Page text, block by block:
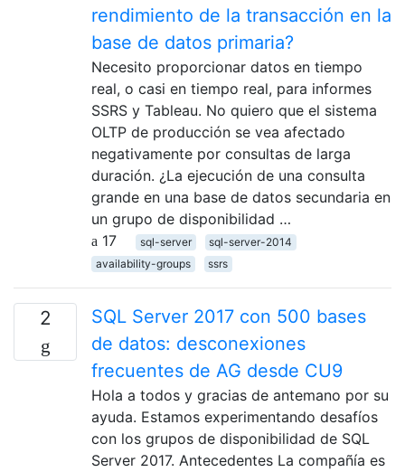
rendimiento de la transacción en la
base de datos primaria?
Necesito proporcionar datos en tiempo
real, o casi en tiempo real, para informes
SSRS y Tableau. No quiero que el sistema
OLTP de producción se vea afectado
negativamente por consultas de larga
duración. ¿La ejecución de una consulta
grande en una base de datos secundaria en
un grupo de disponibilidad …
17
sql-server
sql-server-2014
availability-groups
ssrs
2
SQL Server 2017 con 500 bases
de datos: desconexiones
frecuentes de AG desde CU9
Hola a todos y gracias de antemano por su
ayuda. Estamos experimentando desafíos
con los grupos de disponibilidad de SQL
Server 2017. Antecedentes La compañía es